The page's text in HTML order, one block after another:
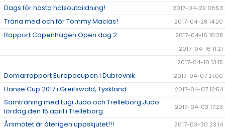
Dags för nästa hälsoutbildning! 2017-04-29 08:53
Träna med och för Tommy Macias! 2017-04-28 14:20
Rapport Copenhagen Open dag 2
2017-04-16 16:28
2017-04-16 11:21
2017-04-10 13:15
Domarrapport Europacupen i Dubrovnik 2017-04-07 21:00
Hanse Cup 2017 i Greifswald, Tyskland 2017-04-07 12:54
Samträning med Lugi Judo och Trelleborg Judo
lördag den 15 april i Trelleborg
2017-04-03 17:23
Årsmötet är återigen uppskjutet!!! 2017-03-30 23:14